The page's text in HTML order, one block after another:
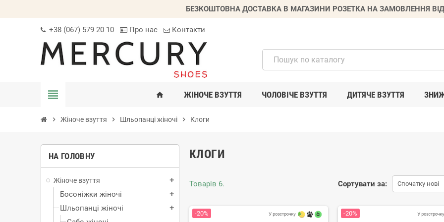
БЕЗКОШТОВНА ДОСТАВКА В МАГАЗИНИ РОЗЕТКА НА ЗАМОВЛЕННЯ
+38 (067) 579 20 10 Про нас Контакти
view_headline home ЖІНОЧЕ ВЗУТТЯ ЧОЛОВІЧЕ ВЗУТТЯ ДИТЯЧЕ ВЗУТТЯ
chevron_right Жіноче взуття chevron_right Шльопанці жіночі chevron_right Клоги
НА ГОЛОВНУ
Жіноче взуття add
Босоніжки жіночі add
Шльопанці жіночі add
КЛОГИ
Сортувати за: Спочатку нові
Товарів 6.
-20% -20%